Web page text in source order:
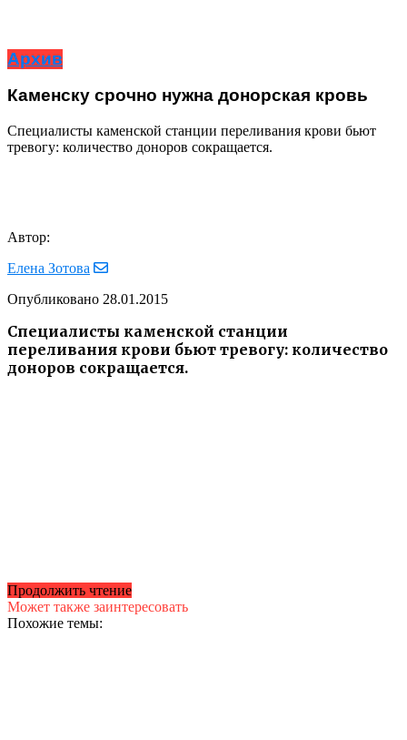
Архив
Каменску срочно нужна донорская кровь
Специалисты каменской станции переливания крови бьют
тревогу: количество доноров сокращается.
Автор:
Елена Зотова
Опубликовано 28.01.2015
Специалисты каменской станции
переливания крови бьют тревогу: количество
доноров сокращается.
Продолжить чтение
Может также заинтересовать
Похожие темы: